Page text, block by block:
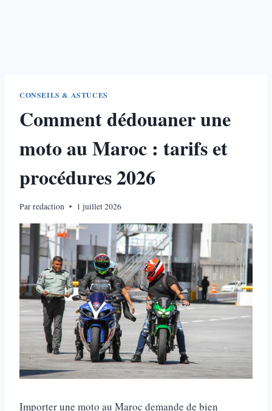
CONSEILS & ASTUCES
Comment dédouaner une
moto au Maroc : tarifs et
procédures 2026
Parredaction 1 juillet 2026
Importer une moto au Maroc demande de bien